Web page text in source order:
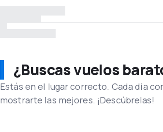
¿Buscas vuelos
Estás en el lugar correcto. Cada día
mostrarte las mejores. ¡Descúbrelas!